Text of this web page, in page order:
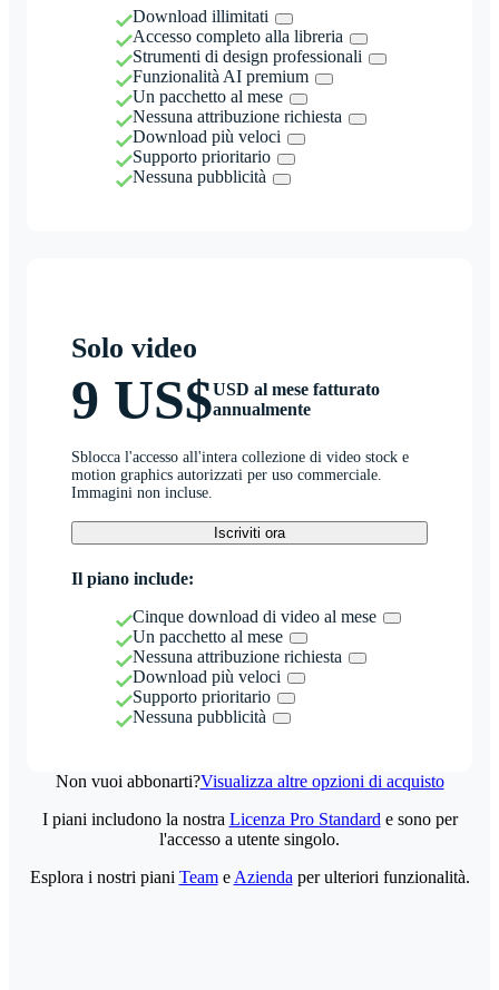
Download illimitati
Accesso completo alla libreria
Strumenti di design professionali
Funzionalità AI premium
Un pacchetto al mese
Nessuna attribuzione richiesta
Download più veloci
Supporto prioritario
Nessuna pubblicità
Solo video
9 US$USD al mese fatturato
annualmente
Sblocca l'accesso all'intera collezione di video stock e
motion graphics autorizzati per uso commerciale.
Immagini non incluse.
Iscriviti ora
Il piano include:
Cinque download di video al mese
Un pacchetto al mese
Nessuna attribuzione richiesta
Download più veloci
Supporto prioritario
Nessuna pubblicità
Non vuoi abbonarti?Visualizza altre opzioni di acquisto
I piani includono la nostra Licenza Pro Standard e sono per
l'accesso a utente singolo.
Esplora i nostri piani Teame Azienda per ulteriori funzionalità.